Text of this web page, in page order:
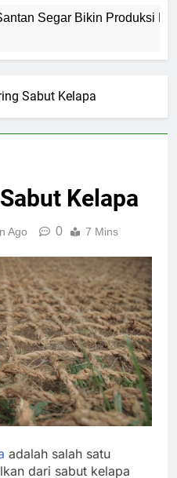
Segar Bikin Produksi Lebih
Sabut Kelapa
Kelapa
Ago 0 7 Mins
adalah salah satu
dari sabut kelapa